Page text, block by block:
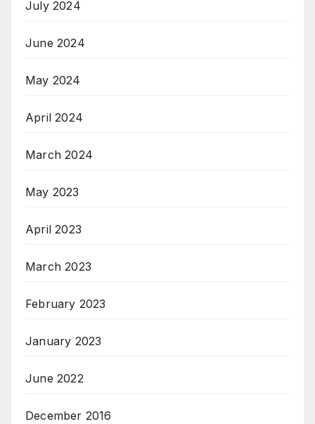
July 2024
June 2024
May 2024
April 2024
March 2024
May 2023
April 2023
March 2023
February 2023
January 2023
June 2022
December 2016